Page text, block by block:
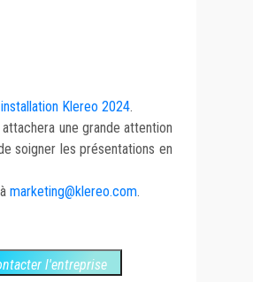
Klereo 2024.
une grande attention
soigner les présentations en
marketing@klereo.com.
l'entreprise